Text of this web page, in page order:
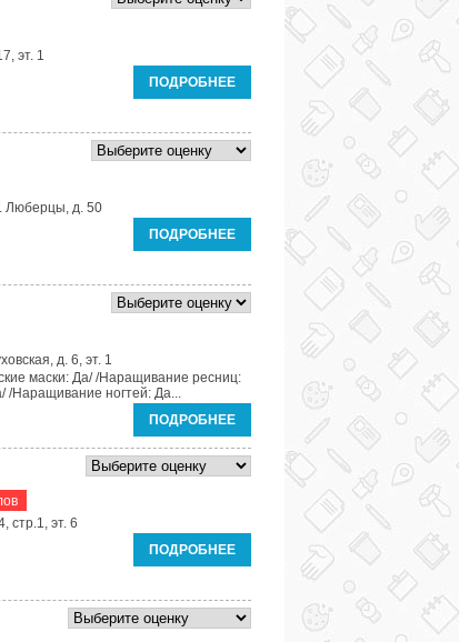
эт. 1
ПОДРОБНЕЕ
Люберцы, д. 50
ПОДРОБНЕЕ
д. 6, эт. 1
маски: Да/ /Наращивание ресниц:
/Наращивание ногтей: Да...
ПОДРОБНЕЕ
стр.1, эт. 6
ПОДРОБНЕЕ